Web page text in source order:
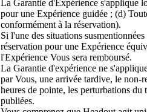
La Garantie d'Expérience s'applique
pour une Expérience guidée ; (d)
conformément à la réservation).
Si l'une des situations
réservation pour une Expérience
l'Expérience Vous sera remboursé.
La Garantie d'expérience ne
par Vous, une arrivée tardive, le non-
heures de pointe, les perturbations
publiées.